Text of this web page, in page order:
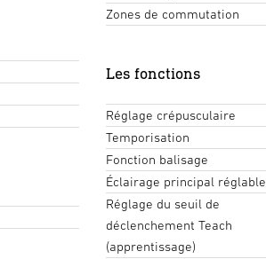
Zones de commutation
Les fonctions
Réglage crépusculaire
Temporisation
Fonction balisage
Éclairage principal réglable
Réglage du seuil de
déclenchement Teach
(apprentissage)